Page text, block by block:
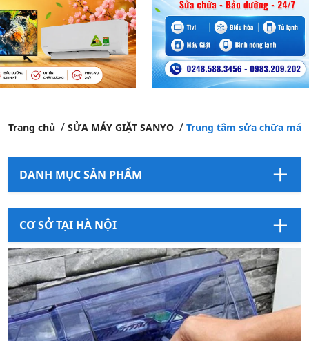
Trang chủ SỬA MÁY GIẶT SANYO Trung tâm sửa chữa
DANH MỤC SẢN PHẨM
CƠ SỞ TẠI HÀ NỘI